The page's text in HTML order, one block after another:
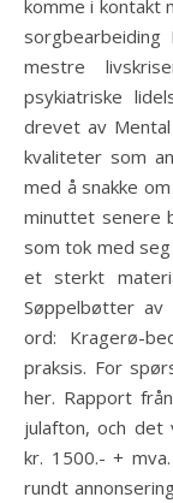
komme i kontakt
sorgbearbeiding
mestre
psykiatriske
drevet av
kvaliteter som
med å snakke
minuttet senere
som tok med
et sterkt
Søppelbøtter av
ord: Kragerø-
praksis. For
her. Rapport
julafton, och det
kr. 1500.- +
rundt